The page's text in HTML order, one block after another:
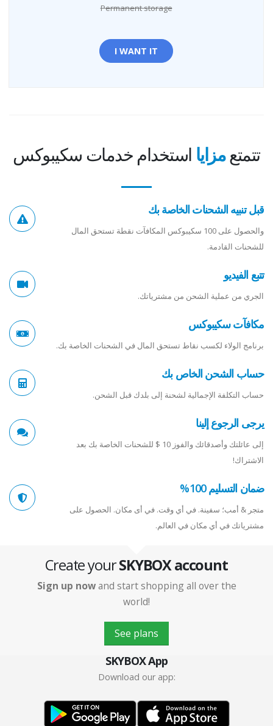
Permanent storage
I WANT IT
تتمتعمزايا استخدام خدمات سكيبوكس
قبل تنبيه الشحنات الخاصة بك
والحصول على 100 سكيبوكس المكافآت نقطة تستحق المال
للشحنات القادمة.
تتبع الفيديو
الجري من عملية الشحن من مشترياتك.
مكافآت سكيبوكس
برنامج الولاء لكسب نقاط تستحق المال في الشحنات الخاصة بك.
حساب الشحن الخاص بك
حساب التكلفة الإجمالية لشحنة إلى بلدك قبل الشحن.
يرجى الرجوع إلينا
إلى عائلتك وأصدقائك والفوز 10 $ للشحنات الخاصة بك بعد
الاشتراك!
ضمان التسليم 100%
متجر & أمب؛ سفينة. في أي وقت. في أى مكان. الحصول على
مشترياتك في أي مكان في العالم.
Create yourSKYBOX account
Sign up nowand start shopping all over the
world!
See plans
SKYBOX App
Download our app: